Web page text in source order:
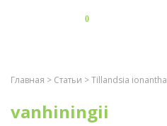
0
Главная > Статьи >Tillandsia ionantha
vanhiningii